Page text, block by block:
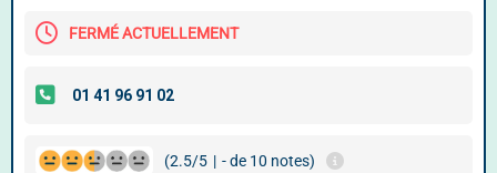
FERMÉ ACTUELLEMENT
(2.5/5 | - de 10 notes)